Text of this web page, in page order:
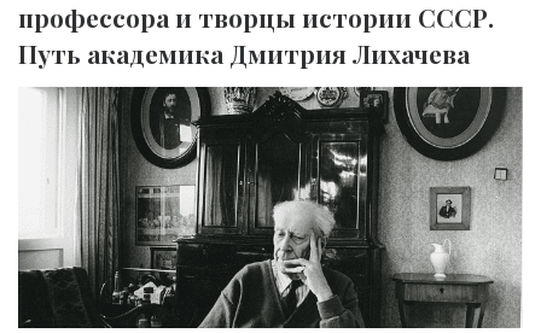
профессора и творцы истории СССР.
Путь академика Дмитрия Лихачева